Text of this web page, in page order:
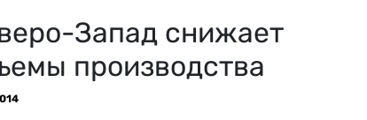
Запад снижает
производства